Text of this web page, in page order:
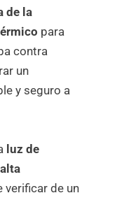
de la
para
contra
un
y seguro a
luz de
verificar de un